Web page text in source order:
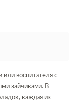
воспитателя с
зайчиками. В
каждая из